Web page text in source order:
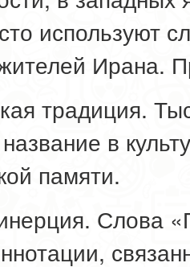
используют
Ирана.
традиция.
в
памяти.
. Слова